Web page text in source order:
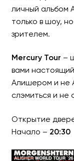
личный альбом
только в шоу,
зрителем.
Mercury Tour –
вами
Алишером и не
слэмиться и не
Открытие
Начало – 20:30